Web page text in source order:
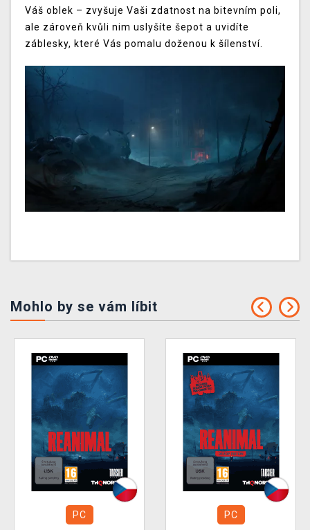
Váš oblek – zvyšuje Vaši zdatnost na bitevním poli,
ale zároveň kvůli nim uslyšíte šepot a uvidíte
záblesky, které Vás pomalu doženou k šílenství.
Mohlo by se vám líbit
PC PC